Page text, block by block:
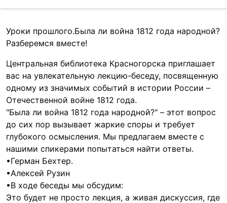
Уроки прошлого.Была ли война 1812 года народной?
Разберемся вместе!
Центральная библиотека Красногорска приглашает
вас на увлекательную лекцию-беседу, посвященную
одному из значимых событий в истории России –
Отечественной войне 1812 года.
"Была ли война 1812 года народной?" – этот вопрос
до сих пор вызывает жаркие споры и требует
глубокого осмысления. Мы предлагаем вместе с
нашими спикерами попытаться найти ответы.
•Герман Бехтер.
•Алексей Рузин
•В ходе беседы мы обсудим:
Это будет не просто лекция, а живая дискуссия, где